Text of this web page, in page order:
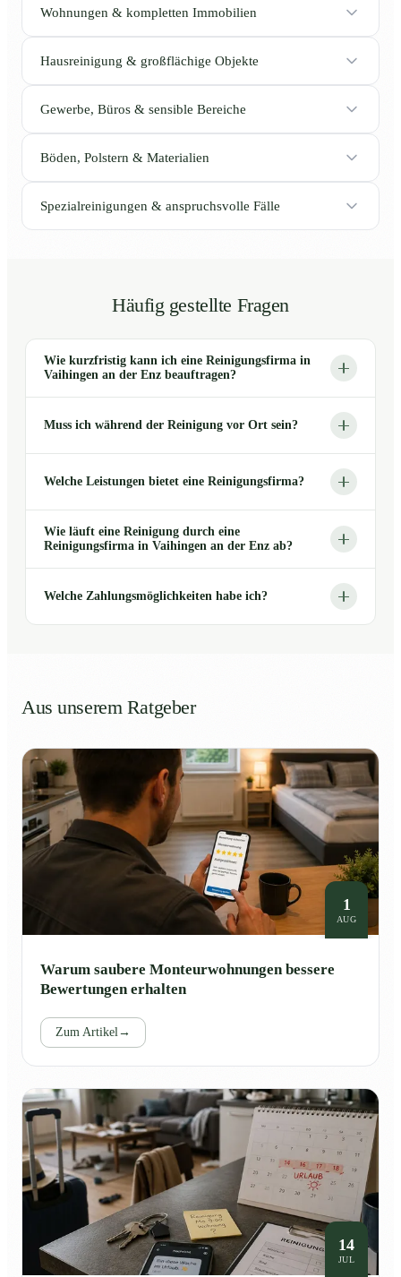
Wohnungen & kompletten Immobilien
Hausreinigung & großflächige Objekte
Gewerbe, Büros & sensible Bereiche
Böden, Polstern & Materialien
Spezialreinigungen & anspruchsvolle Fälle
Häufig gestellte Fragen
Wie kurzfristig kann ich eine Reinigungsfirma in
Vaihingen an der Enz beauftragen?
Muss ich während der Reinigung vor Ort sein?
Welche Leistungen bietet eine Reinigungsfirma?
Wie läuft eine Reinigung durch eine
Reinigungsfirma in Vaihingen an der Enz ab?
Welche Zahlungsmöglichkeiten habe ich?
Aus unserem Ratgeber
1
AUG
Warum saubere Monteurwohnungen bessere
Bewertungen erhalten
Zum Artikel→
14
JUL